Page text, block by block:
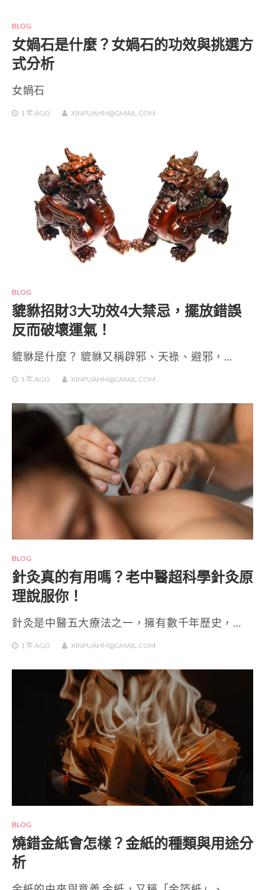
BLOG
女媧石是什麼？女媧石的功效與挑選方
式分析
女媧石
1 年 AGO XINPUAHM@GMAIL.COM
BLOG
貔貅招財3大功效4大禁忌，擺放錯誤
反而破壞運氣！
貔貅是什麼？ 貔貅又稱辟邪、天祿、避邪，…
1 年 AGO XINPUAHM@GMAIL.COM
BLOG
針灸真的有用嗎？老中醫超科學針灸原
理說服你！
針灸是中醫五大療法之一，擁有數千年歷史，…
1 年 AGO XINPUAHM@GMAIL.COM
BLOG
燒錯金紙會怎樣？金紙的種類與用途分
析